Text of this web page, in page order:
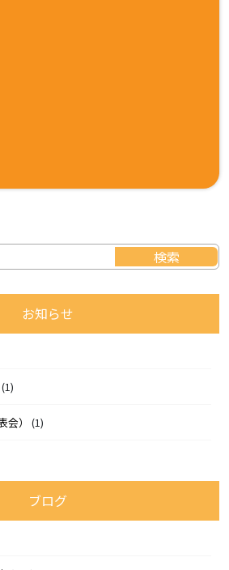
お知らせ
(1)
） (1)
ブログ